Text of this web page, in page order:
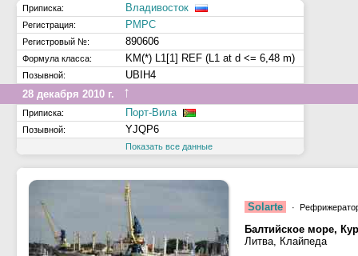
Приписка: Владивосток
Регистрация: РМРС
Регистровый №: 890606
Формула класса: KM(*) L1[1] REF (L1 at d <= 6,48 m)
Позывной:
UBIH4
28 декабря 2010 г.
↑
Приписка: Порт-Вила
Позывной: YJQP6
Показать все данные
Solarte ·
Балтийское море,
Литва, Клайпеда